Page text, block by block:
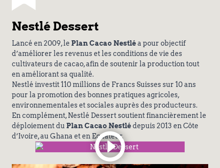
Nestlé Dessert
Lancé en 2009, le Plan Cacao Nestléa pour objectif
d’améliorer les revenus et les conditions de vie des
cultivateurs de cacao, afin de soutenir la production tout
en améliorant sa qualité.
Nestlé investit 110 millions de Francs Suisses sur 10 ans
pour la promotion des bonnes pratiques agricoles,
environnementales et sociales auprès des producteurs.
En complément, Nestlé Dessert soutient financièrement le
déploiement du Plan Cacao Nestlédepuis 2013 en Côte
d’Ivoire, au Ghana et en Equateur.